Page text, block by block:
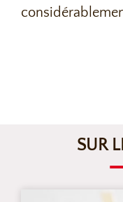
SUR